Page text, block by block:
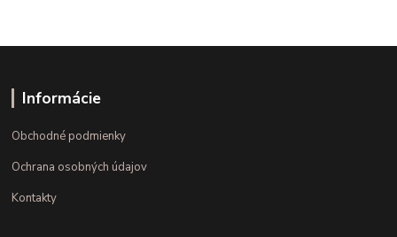
Informácie
Obchodné podmienky
Ochrana osobných údajov
Kontakty